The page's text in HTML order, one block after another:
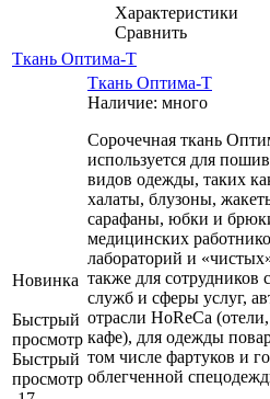
Характеристики
Сравнить
Ткань Оптима-Т
Новинка
Быстрый
просмотр
Быстрый
просмотр
Ткань Оптима-Т
Наличие: много
Сорочечная ткань
используется для
видов одежды, таких
халаты, блузоны,
сарафаны, юбки и
медицинских
лабораторий и
также для сотрудников
служб и сферы услуг,
отрасли HoReCa
кафе), для одежды
том числе фартуков и
облегченной